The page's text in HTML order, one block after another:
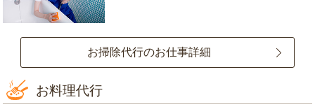
お掃除代行のお仕事詳細
お料理代行